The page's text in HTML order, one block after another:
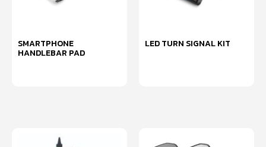
SMARTPHONE
HANDLEBAR PAD
LED TURN SIGNAL KIT